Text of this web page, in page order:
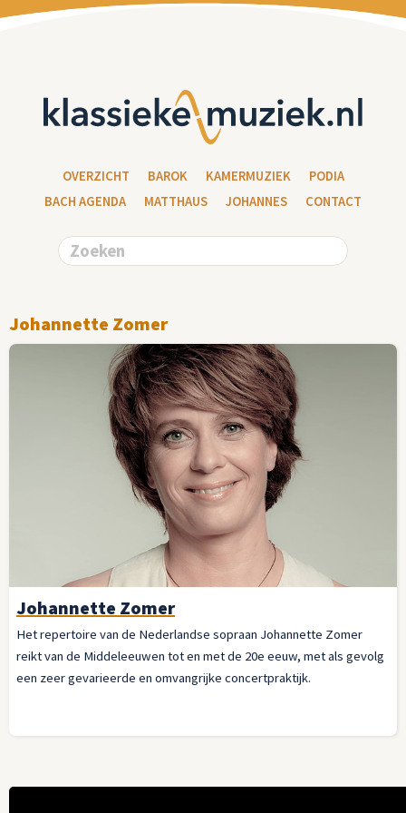
OVERZICHT BAROK KAMERMUZIEK
PODIA
BACH AGENDA
MATTHAUS JOHANNES CONTACT
Johannette Zomer
Johannette Zomer
Het repertoire van de Nederlandse sopraan Johannette Zomer
reikt van de Middeleeuwen tot en met de 20e eeuw, met als gevolg
een zeer gevarieerde en omvangrijke concertpraktijk.